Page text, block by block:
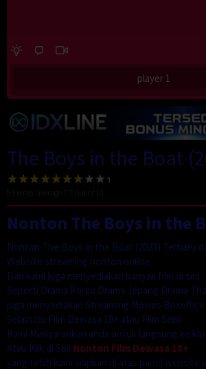
player 1
The Boys in the Boat
votes, average 7.7
Nonton The Boys in the
Nonton The Boys in the Boat (2023) Terbaru
Website streaming nonton online
Dan kami juga menyediakan banyak film di sini
Seperti Drama Korea Drama Jepang Drama
juga menyediakan Streaming Movies Boxoffice
Selain itu Film Dewasa 18+ atau Film Semi
Kami Menyarankan anda untuk langsung ke
Atau Klik di Sini Nonton Film Dewasa 18+
yang telah kami siapkan di atas panel website